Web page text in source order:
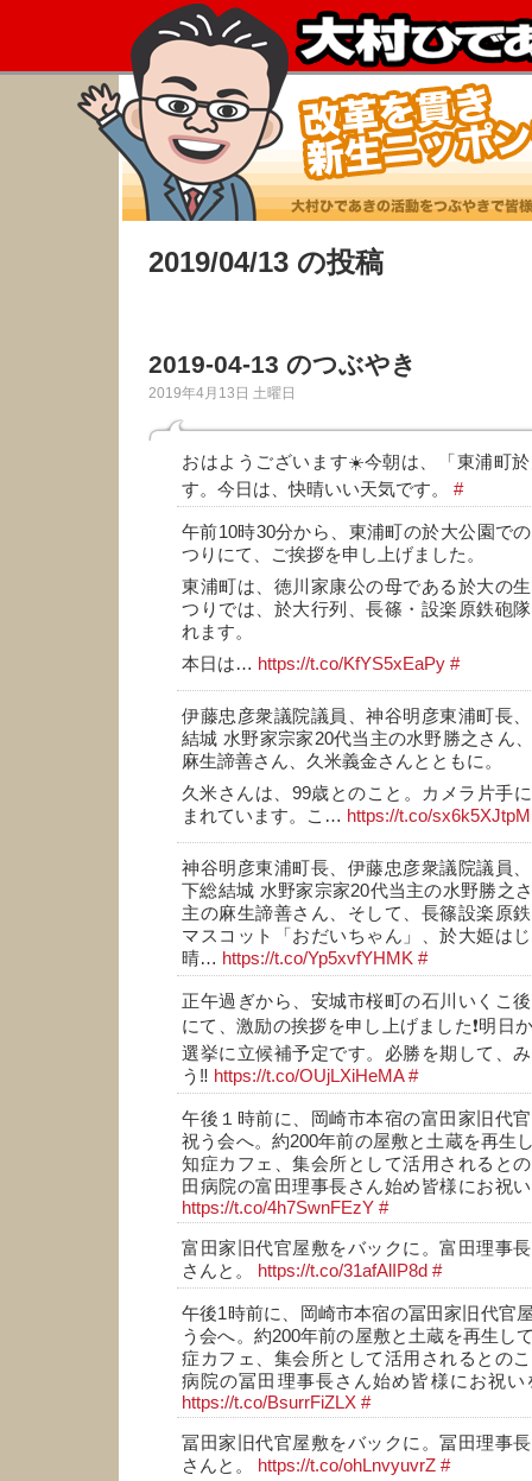
2019/04/13 の投稿
2019-04-13 のつぶやき
2019年4月13日 土曜日
おはようございます☀️今朝は、「東浦町
す。今日は、快晴いい天気です。 #
午前10時30分から、東浦町の於大公園で
つりにて、ご挨拶を申し上げました。
東浦町は、徳川家康公の母である於大の
つりでは、於大行列、長篠・設楽原鉄砲
れます。
本日は… https://t.co/KfYS5xEaPy #
伊藤忠彦衆議院議員、神谷明彦東浦町長
結城 水野家宗家20代当主の水野勝之さん
麻生諦善さん、久米義金さんとともに。
久米さんは、99歳とのこと。カメラ片手
まれています。こ… https://t.co/sx6k5XJtpM
神谷明彦東浦町長、伊藤忠彦衆議院議員
下総結城 水野家宗家20代当主の水野勝之
主の麻生諦善さん、そして、長篠設楽原
マスコット「おだいちゃん」、於大姫は
晴… https://t.co/Yp5xvfYHMK #
正午過ぎから、安城市桜町の石川いくこ
にて、激励の挨拶を申し上げました❗明日
選挙に立候補予定です。必勝を期して、
う‼️ https://t.co/OUjLXiHeMA #
午後１時前に、岡崎市本宿の富田家旧代
祝う会へ。約200年前の屋敷と土蔵を再生
知症カフェ、集会所として活用されると
田病院の富田理事長さん始め皆様にお祝
https://t.co/4h7SwnFEzY #
富田家旧代官屋敷をバックに。富田理事
さんと。
https://t.co/31afAlIP8d #
午後1時前に、岡崎市本宿の冨田家旧代官
う会へ。約200年前の屋敷と土蔵を再生し
症カフェ、集会所として活用されるとの
病院の冨田理事長さん始め皆様にお祝
https://t.co/BsurrFiZLX #
冨田家旧代官屋敷をバックに。冨田理事
さんと。
https://t.co/ohLnvyuvrZ #